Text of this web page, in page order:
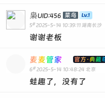
枭UID:456 菜鸟
5# 2025-5-14 10:39:11 湖南长沙
谢谢老板
麦麦管家 官方·典藏
6# 2025-5-14 10:48:24 北京
蛙趣了，没有了